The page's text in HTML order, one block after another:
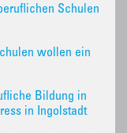
Schulen
wollen ein
Bildung in
in Ingolstadt